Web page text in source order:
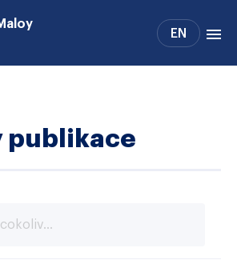
Členové skupiny
Volná místa
EN
publikace